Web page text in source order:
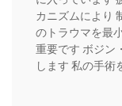
カニズムにより
のトラウマを最
重要です ボジン
します 私の手術